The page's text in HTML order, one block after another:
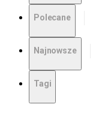
Polecane
Najnowsze
Tagi